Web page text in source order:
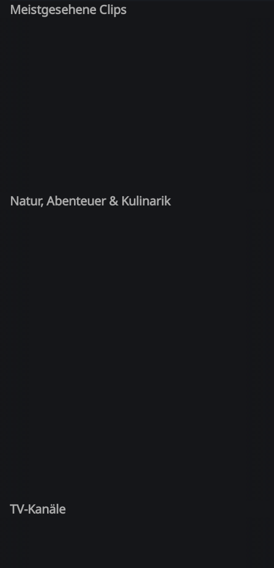
Meistgesehene Clips
Natur, Abenteuer & Kulinarik
TV-Kanäle